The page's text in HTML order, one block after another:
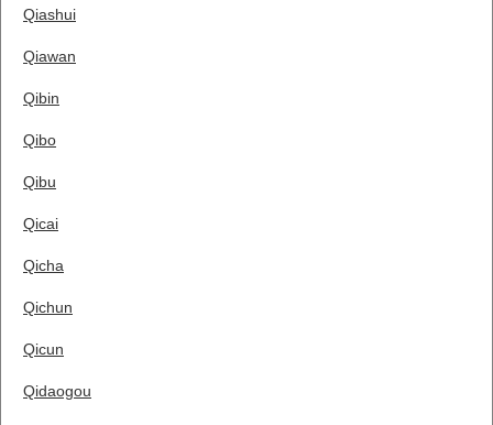
Qiashui
Qiawan
Qibin
Qibo
Qibu
Qicai
Qicha
Qichun
Qicun
Qidaogou